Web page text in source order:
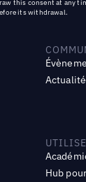
this consent at any
its withdrawal.
Hub